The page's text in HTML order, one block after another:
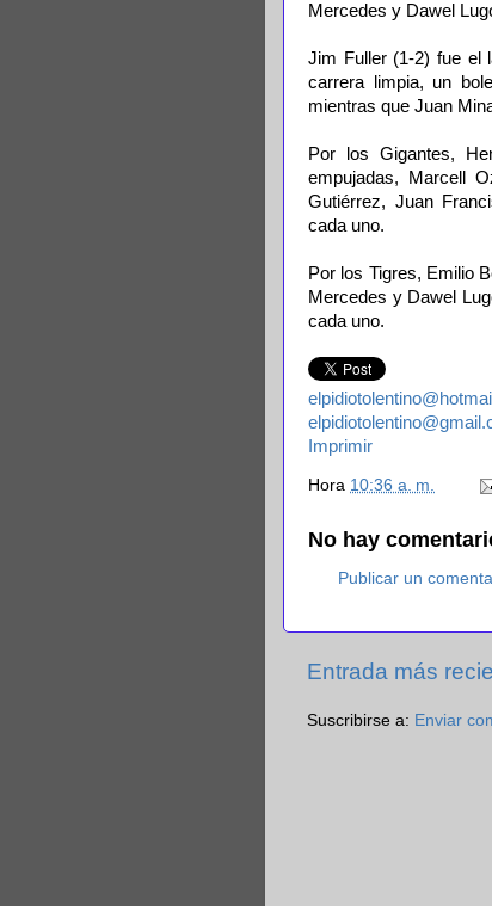
Mercedes y Dawel
Jim Fuller (1-2) fue el
carrera limpia, un
mientras que Juan
Por los Gigantes,
empujadas, Marcell
Gutiérrez, Juan
cada uno.
Por los Tigres, Emilio
Mercedes y Dawel
cada uno.
Imprimir
Hora 10:36 a. m.
No hay
Publicar un
Entrada más
Suscribirse a: Enviar